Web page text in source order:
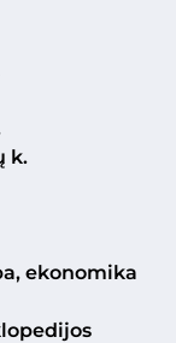
k.
ekonomika